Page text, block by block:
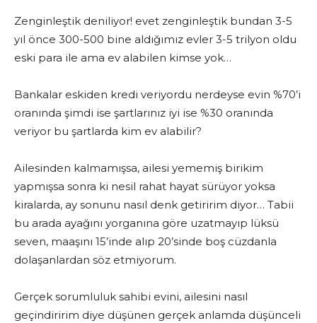
Zenginleştik deniliyor! evet zenginleştik bundan 3-5
yıl önce 300-500 bine aldığımız evler 3-5 trilyon oldu
eski para ile ama ev alabilen kimse yok…
Bankalar eskiden kredi veriyordu nerdeyse evin %70’i
oranında şimdi ise şartlarınız iyi ise %30 oranında
veriyor bu şartlarda kim ev alabilir?
Ailesinden kalmamışsa, ailesi yememiş birikim
yapmışsa sonra ki nesil rahat hayat sürüyor yoksa
kiralarda, ay sonunu nasıl denk getiririm diyor… Tabii
bu arada ayağını yorganına göre uzatmayıp lüksü
seven, maaşını 15’inde alıp 20’sinde boş cüzdanla
dolaşanlardan söz etmiyorum.
Gerçek sorumluluk sahibi evini, ailesini nasıl
geçindiririm diye düşünen gerçek anlamda düşünceli